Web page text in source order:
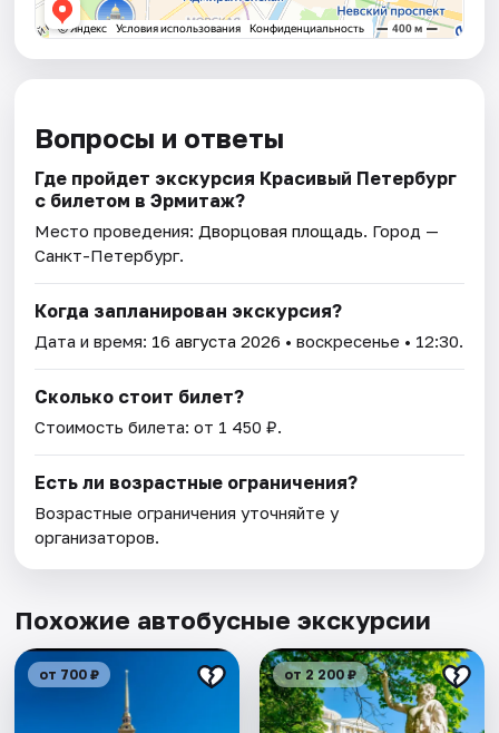
Вопросы и ответы
Где пройдет экскурсия Красивый Петербург
с билетом в Эрмитаж?
Место проведения: Дворцовая площадь. Город —
Санкт-Петербург.
Когда запланирован экскурсия?
Дата и время: 16 августа 2026 • воскресенье • 12:30.
Сколько стоит билет?
Стоимость билета: от 1 450 ₽.
Есть ли возрастные ограничения?
Возрастные ограничения уточняйте у
организаторов.
Похожие автобусные экскурсии
от 700 ₽ от 2 200 ₽